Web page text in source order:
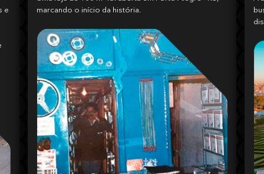
e
marcando o início da história.